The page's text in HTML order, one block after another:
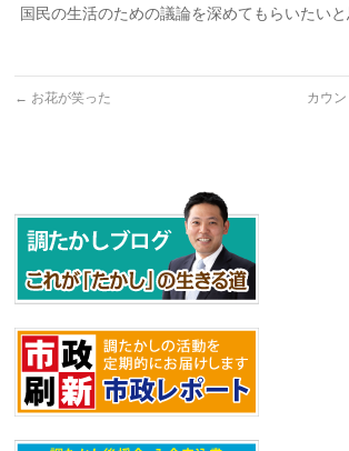
国民の生活のための議論を深めてもらいたいと
← お花が笑った カウ